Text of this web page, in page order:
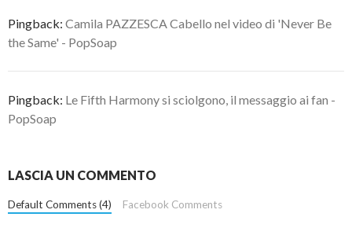
Pingback: Camila PAZZESCA Cabello nel video di 'Never Be
the Same' - PopSoap
Pingback: Le Fifth Harmony si sciolgono, il messaggio ai fan -
PopSoap
LASCIA UN COMMENTO
Default Comments (4) Facebook Comments